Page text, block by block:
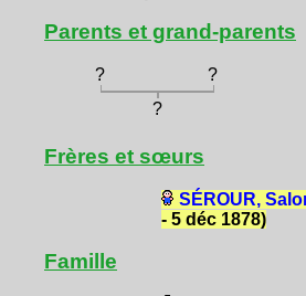
Parents et grand-parents
? ?
?
Frères et sœurs
SÉROUR,
- 5 déc 1878)
Famille